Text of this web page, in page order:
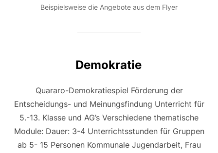
Beispielsweise die Angebote aus dem Flyer
Demokratie
Quararo-Demokratiespiel Förderung der
Entscheidungs- und Meinungsfindung Unterricht für
5.-13. Klasse und AG’s Verschiedene thematische
Module: Dauer: 3-4 Unterrichtsstunden für Gruppen
ab 5- 15 Personen Kommunale Jugendarbeit, Frau